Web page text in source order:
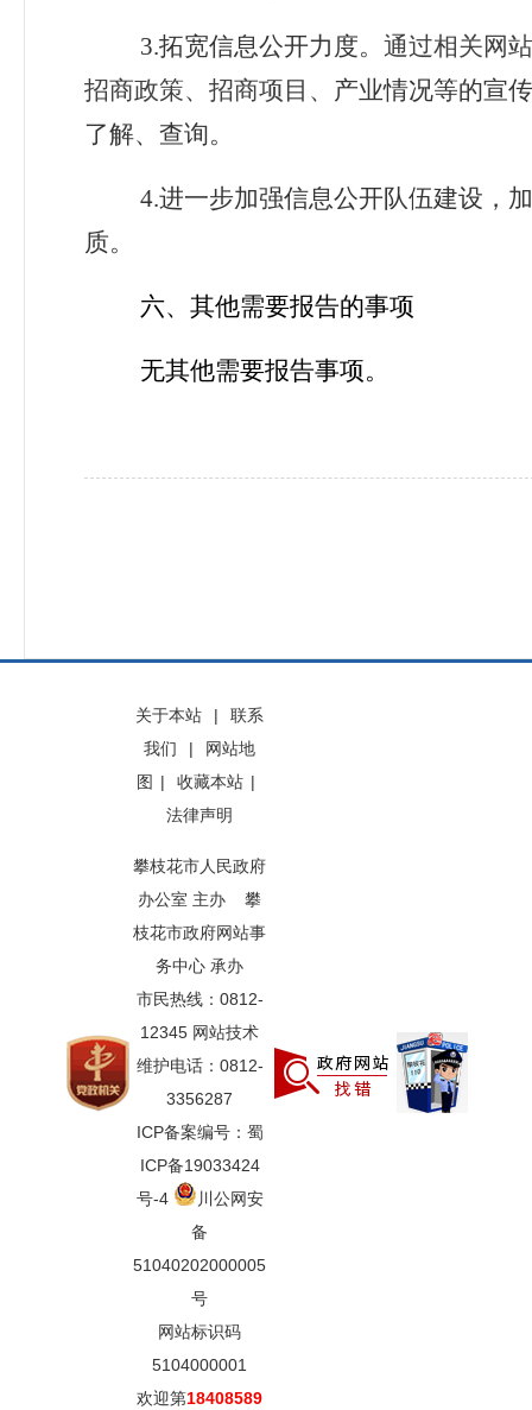
3.拓宽信息公开力度。通过相关网
招商政策、招商项目、 产业情况等的宣
了解、查询。
4.进一步加强信息公开队伍建设，
质。
六、其他需要报告的事项
无其他需要报告事项。
关于本站 |
联系
我们
|
网站地
图 | 收藏本站 |
法律声明
攀枝花市人民政府
办公室 主办 攀
枝花市政府网站事
务中心 承办
市民热线：0812-
12345 网站技术
维护电话：0812-
3356287
ICP备案编号：蜀
ICP备19033424
号-4
川公网安
备
51040202000005
号
网站标识码
5104000001
欢迎第18408589